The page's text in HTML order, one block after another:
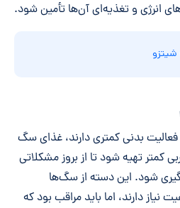
انرژی و تغذیه‌ای آن‌ها تأمین شود.
بدنی کمتری دارند، غذای سگ
کمتر تهیه شود تا از بروز مشکلاتی
شود. این دسته از سگ‌ها
نیاز دارند، اما باید مراقب بود که